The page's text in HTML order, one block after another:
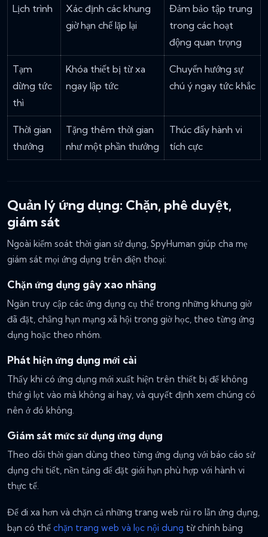
Lịch trình
Xác định các khung
giờ hạn chế lặp lại
Đảm bảo tập trung
trong các hoạt
động quan trọng
Tạm
dừng tức
thì
Khóa thiết bị từ xa
ngay lập tức
Chuyển hướng sự
chú ý ngay tức khắc
Thời gian
thưởng
Tặng thêm thời gian
như một phần thưởng
Thúc đẩy hành vi
tích cực
Quản lý ứng dụng: Chặn, phê duyệt,
giám sát
Ngoài kiểm soát thời gian sử dụng, SpyHuman giúp cha mẹ
giám sát mọi ứng dụng trên điện thoại:
Chặn ứng dụng gây xao nhãng
Ngăn truy cập các ứng dụng cụ thể trong những khung giờ
đã đặt, chẳng hạn mạng xã hội trong giờ học, theo từng ứng
dụng hoặc theo nhóm.
Phát hiện ứng dụng mới cài
Thấy khi có ứng dụng mới xuất hiện trên thiết bị để không
thứ gì lọt vào mà không ai hay, và quyết định xem chúng có
nên ở đó không.
Giám sát mức sử dụng ứng dụng
Theo dõi thời gian dùng theo từng ứng dụng với báo cáo sử
dụng chi tiết, nền tảng để đặt giới hạn phù hợp với hành vi
thực tế.
Để đi xa hơn và chặn cả những trang web rủi ro lẫn ứng dụng,
bạn có thể chặn trang web và lọc nội dung từ chính bảng